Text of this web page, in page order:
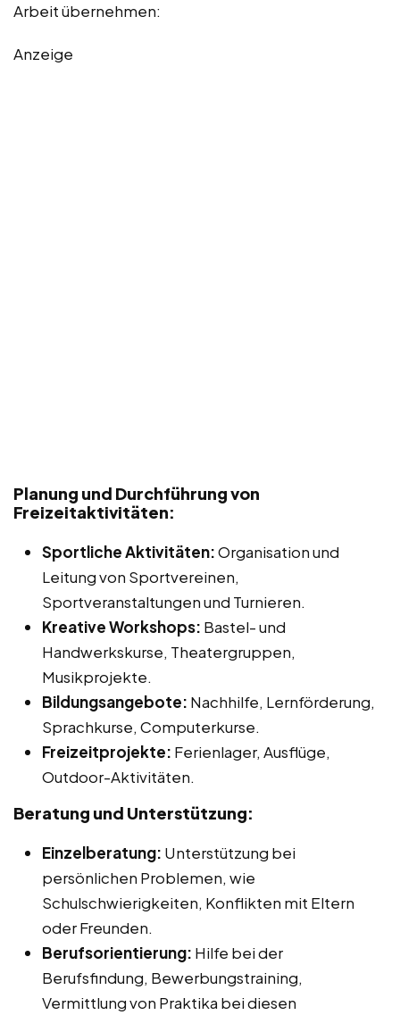
Arbeit übernehmen:
Anzeige
Planung und Durchführung von
Freizeitaktivitäten:
Sportliche Aktivitäten:Organisation und
Leitung von Sportvereinen,
Sportveranstaltungen und Turnieren.
Kreative Workshops: Bastel- und
Handwerkskurse, Theatergruppen,
Musikprojekte.
Bildungsangebote: Nachhilfe, Lernförderung,
Sprachkurse, Computerkurse.
Freizeitprojekte: Ferienlager, Ausflüge,
Outdoor-Aktivitäten.
Beratung und Unterstützung:
Einzelberatung: Unterstützung bei
persönlichen Problemen, wie
Schulschwierigkeiten, Konflikten mit Eltern
oder Freunden.
Berufsorientierung: Hilfe bei der
Berufsfindung, Bewerbungstraining,
Vermittlung von Praktika bei diesen